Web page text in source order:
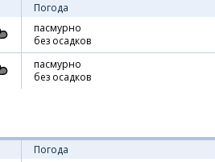
Погода
пасмурно
без осадков
пасмурно
без осадков
Погода